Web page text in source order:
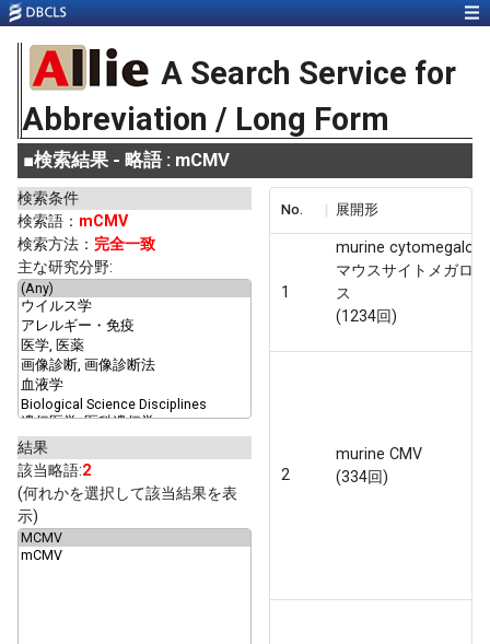
A Search Service for
Abbreviation / Long Form
■検索結果 - 略語 : mCMV
検索条件
検索語： mCMV
検索方法： 完全一致
主な研究分野:
結果
該当略語:2
(何れかを選択して該当結果を表
示)
No. 展開形
1
murine
マウスサイトメガロ
ス
(1234回)
2
murine CMV
(334回)